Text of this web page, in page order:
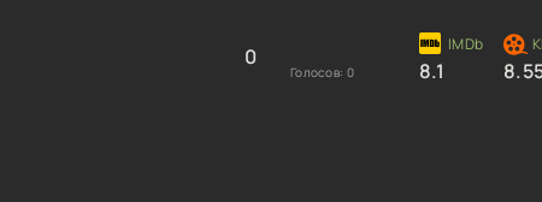
0
Голосов: 0 8.1